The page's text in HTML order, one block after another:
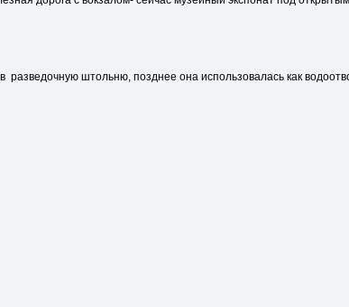
в разведочную штольню, позднее она использовалась как